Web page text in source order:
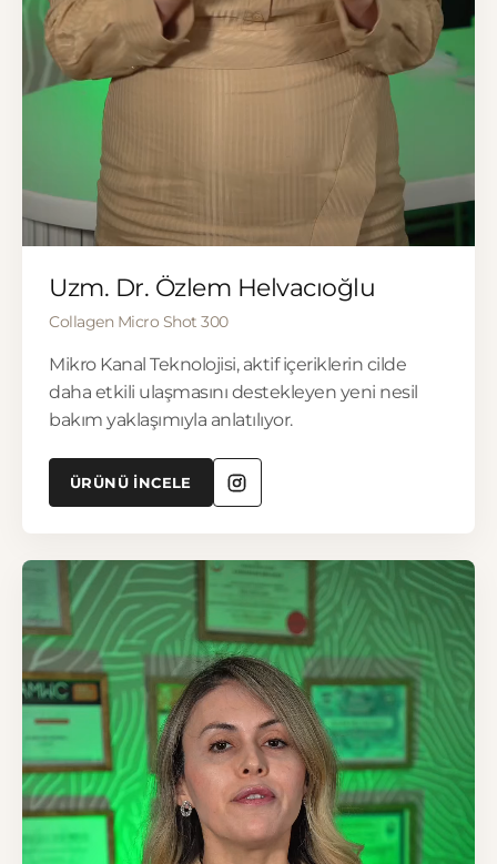
▶
Uzm. Dr. Özlem Helvacıoğlu
Collagen Micro Shot 300
Mikro Kanal Teknolojisi, aktif içeriklerin cilde
daha etkili ulaşmasını destekleyen yeni nesil
bakım yaklaşımıyla anlatılıyor.
ÜRÜNÜ İNCELE